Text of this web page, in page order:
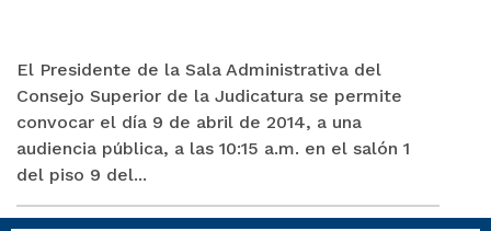
El Presidente de la Sala Administrativa del
Consejo Superior de la Judicatura se permite
convocar el día 9 de abril de 2014, a una
audiencia pública, a las 10:15 a.m. en el salón 1
del piso 9 del...